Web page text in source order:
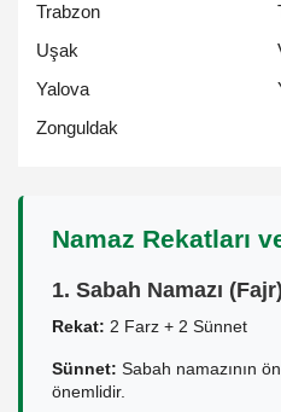
Trabzon
Uşak
Yalova
Zonguldak
Namaz Rekatları
1. Sabah Namazı (Fajr)
Rekat: 2 Farz + 2 Sünnet
Sünnet: Sabah namazının
önemlidir.